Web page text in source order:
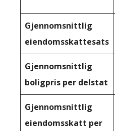
Gjennomsnittlig
eiendomsskattesats
Gjennomsnittlig
boligpris per delstat
Gjennomsnittlig
eiendomsskatt per